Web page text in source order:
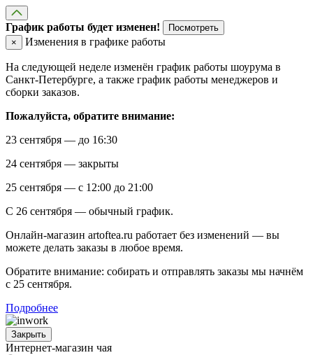
График работы будет изменен!
Посмотреть
×
Изменения в графике работы
На следующей неделе изменён график работы шоурума в
Санкт-Петербурге, а также график работы менеджеров и
сборки заказов.
Пожалуйста, обратите внимание:
23 сентября — до 16:30
24 сентября — закрыты
25 сентября — с 12:00 до 21:00
С 26 сентября — обычный график.
Онлайн-магазин artoftea.ru работает без изменений — вы
можете делать заказы в любое время.
Обратите внимание: собирать и отправлять заказы мы начнём
с 25 сентября.
Подробнее
Закрыть
Интернет-магазин чая